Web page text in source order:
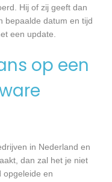
Hij of zij geeft dan
bepaalde datum en tijd
een update.
op een
in Nederland en
dan zal het je niet
opgeleide en